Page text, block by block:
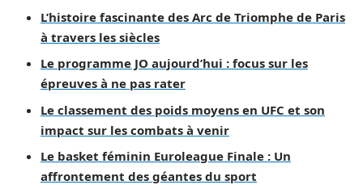
L’histoire fascinante des Arc de Triomphe de Paris
à travers les siècles
Le programme JO aujourd’hui : focus sur les
épreuves à ne pas rater
Le classement des poids moyens en UFC et son
impact sur les combats à venir
Le basket féminin Euroleague Finale : Un
affrontement des géantes du sport